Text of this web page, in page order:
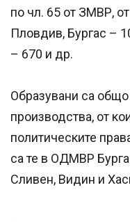
по чл. 65 от ЗМВР,
Пловдив, Бургас –
– 670 и др.
Образувани са
производства, от
политическите
са те в ОДМВР
Сливен, Видин и